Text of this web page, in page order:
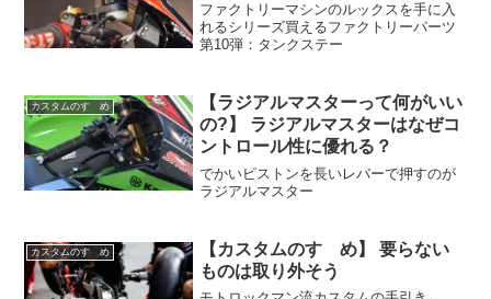
ファクトリーマシンのルックスを手に入
れるシリーズ買えるファクトリーパーツ
第10弾：タンクステー
カスタムのすゝめ
【ラジアルマスターって何がいい
の?】 ラジアルマスターはなぜコ
ントロール性に優れる？
でかいピストンを長いレバーで押すのが
ラジアルマスター
カスタムのすゝめ
【カスタムのすゝめ】 要らない
ものは取り外そう